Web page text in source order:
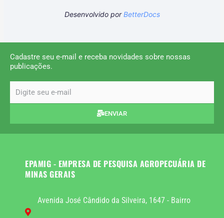
Desenvolvido porBetterDocs
Cadastre seu e-mail e receba novidades sobre nossas
publicações.
ENVIAR
EPAMIG - EMPRESA DE PESQUISA AGROPECUÁRIA DE
MINAS GERAIS
Avenida José Cândido da Silveira, 1647 - Bairro